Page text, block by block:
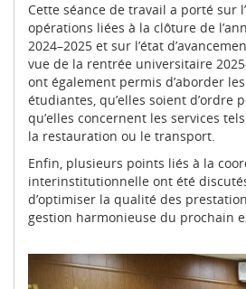
Cette séance de travail a porté sur
opérations liées à la clôture de
2024–2025 et sur l’état
vue de la rentrée universitaire
ont également permis d’aborder
étudiantes, qu’elles soient d’ordre
qu’elles concernent les services
la restauration ou le transport.
Enfin, plusieurs points liés à la
interinstitutionnelle ont été
d’optimiser la qualité des
gestion harmonieuse du prochain